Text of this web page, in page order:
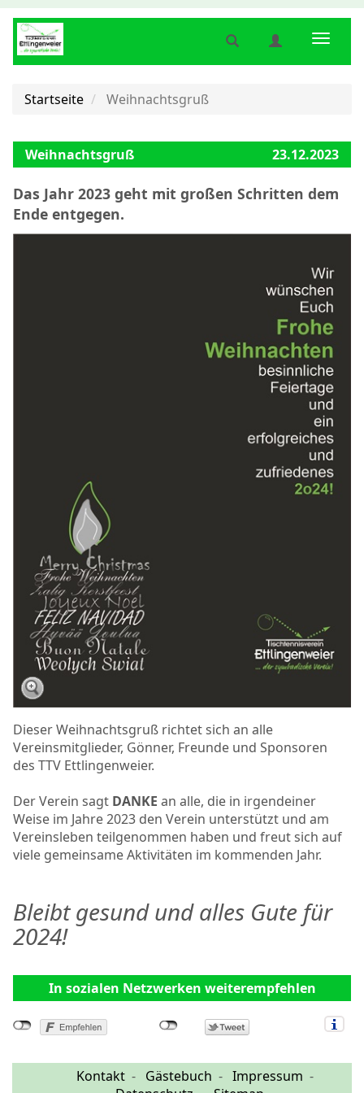
Benutzermenü
Suche
Startseite Weihnachtsgruß
Weihnachtsgruß 23.12.2023
Das Jahr 2023 geht mit großen Schritten dem
Ende entgegen.
Dieser Weihnachtsgruß richtet sich an alle
Vereinsmitglieder, Gönner, Freunde und Sponsoren
des TTV Ettlingenweier.
Der Verein sagt DANKE an alle, die in irgendeiner
Weise im Jahre 2023 den Verein unterstützt und am
Vereinsleben teilgenommen haben und freut sich auf
viele gemeinsame Aktivitäten im kommenden Jahr.
Bleibt gesund und alles Gute für
2024!
In sozialen Netzwerken weiterempfehlen
Kontakt Gästebuch
Impressum